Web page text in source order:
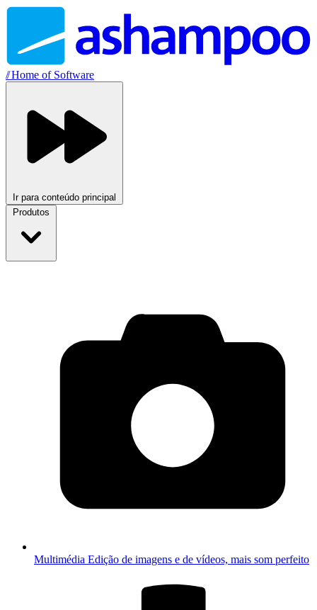
//Home of Software
Ir para conteúdo principal
Produtos
Multimédia Edição de imagens e de vídeos, mais som perfeito